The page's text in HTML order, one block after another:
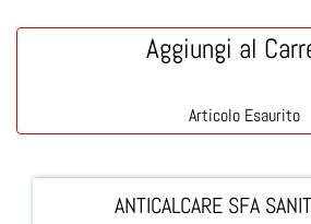
Aggiungi al
Articolo Esaurito
ANTICALCARE SFA